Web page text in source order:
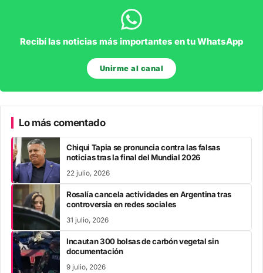
Recibí las noticias más importantes en tu WhatsApp
Unirme al canal
Lo más comentado
Chiqui Tapia se pronuncia contra las falsas
noticias tras la final del Mundial 2026
22 julio, 2026
Rosalía cancela actividades en Argentina tras
controversia en redes sociales
31 julio, 2026
Incautan 300 bolsas de carbón vegetal sin
documentación
9 julio, 2026